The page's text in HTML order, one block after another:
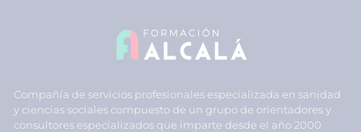
Compañía de servicios profesionales especializada en sanidad
y ciencias sociales compuesto de un grupo de orientadores y
consultores especializados que imparte desde el año 2000